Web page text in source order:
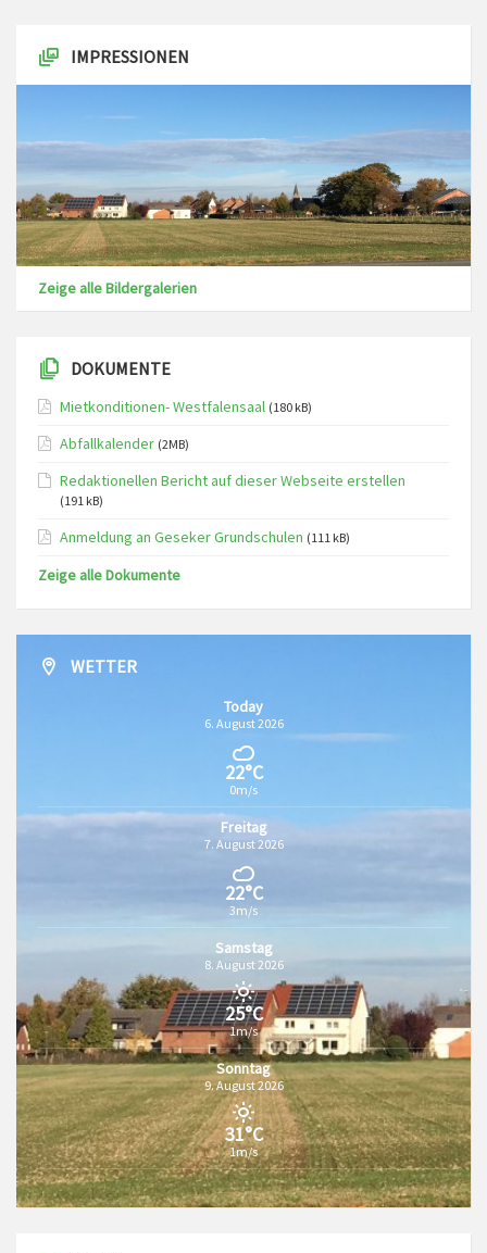
IMPRESSIONEN
Zeige alle Bildergalerien
DOKUMENTE
Mietkonditionen- Westfalensaal (180 kB)
Abfallkalender (2MB)
Redaktionellen Bericht auf dieser Webseite erstellen
(191 kB)
Anmeldung an Geseker Grundschulen (111 kB)
Zeige alle Dokumente
WETTER
Today
6. August 2026
22°C
0m/s
Freitag
7. August 2026
22°C
3m/s
Samstag
8. August 2026
25°C
1m/s
Sonntag
9. August 2026
31°C
1m/s